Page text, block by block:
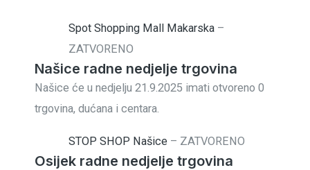
Spot Shopping Mall Makarska –
ZATVORENO
Našice radne nedjelje trgovina
Našice će u nedjelju 21.9.2025 imati otvoreno 0
trgovina, dućana i centara.
STOP SHOP Našice – ZATVORENO
Osijek radne nedjelje trgovina